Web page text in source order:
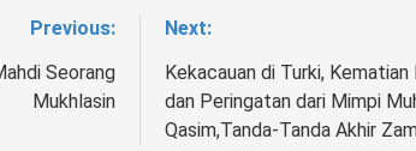
Previous:
Seorang
Mukhlasin
Next:
Kekacauan di Turki,
dan Peringatan dari Mimpi
Qasim,Tanda-Tanda Akhir